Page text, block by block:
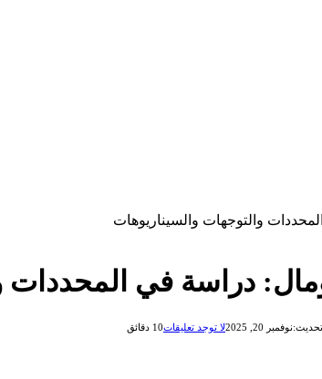
والتوجهات والسيناريوهات
دراسة في المحددات
تحديث:نوفمبر 20, 2025 لا توجد تعليقات10 دقائق